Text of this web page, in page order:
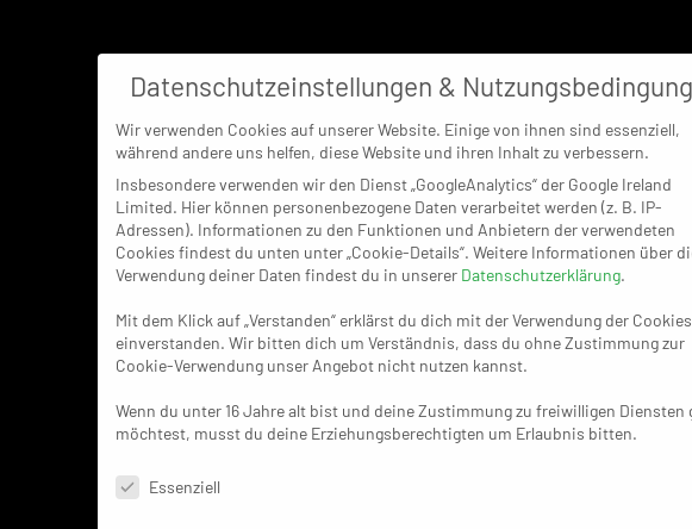
Datenschutzeinstellungen &
Wir verwenden Cookies auf unserer Website. Einige von ihnen sind essenziell,
während andere uns helfen, diese Website und ihren Inhalt zu verbessern.
Insbesondere verwenden wir den Dienst „GoogleAnalytics“ der Google Ireland
Limited. Hier können personenbezogene Daten verarbeitet werden (z. B. IP-
Adressen). Informationen zu den Funktionen und Anbietern der verwendeten
Cookies findest du unten unter „Cookie-Details“. Weitere Informationen über
Verwendung deiner Daten findest du in unserer Datenschutzerklärung.
Mit dem Klick auf „Verstanden“ erklärst du dich mit der Verwendung der Cookies
einverstanden. Wir bitten dich um Verständnis, dass du ohne Zustimmung zur
Cookie-Verwendung unser Angebot nicht nutzen kannst.
Wenn du unter 16 Jahre alt bist und deine Zustimmung zu freiwilligen Diensten
möchtest, musst du deine Erziehungsberechtigten um Erlaubnis bitten.
Datenschutzeinstellungen & Nutzungsbedingungen
Essenziell